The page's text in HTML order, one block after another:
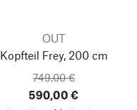
OUT
Kopfteil Frey, 200 cm
749,00 €
590,00 €